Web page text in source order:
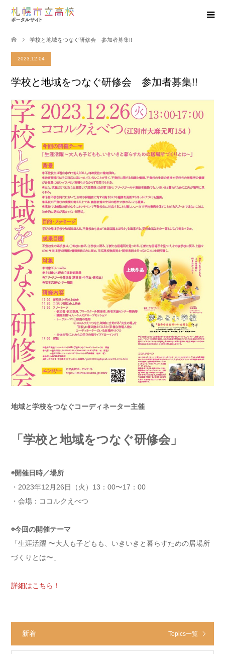
学校と地域をつなぐ研修会 参加者募集!!
2023.12.04
学校と地域をつなぐ研修会 参加者募集!!
地域と学校をつなぐコーディネーター主催
「学校と地域をつなぐ研修会」
◉開催日時／場所
・2023年12月26日（火）13：00〜17：00
・会場：ココルクえべつ
◉今回の開催テーマ
「生涯活躍 〜大人も子どもも、いきいきと暮らすための居場所
づくりとは〜」
詳細はこちら！
新着 Topics一覧